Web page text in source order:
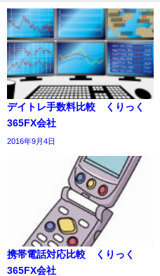
デイトレ手数料比較 くりっく
365FX会社
2016年9月4日
携帯電話対応比較 くりっく
365FX会社